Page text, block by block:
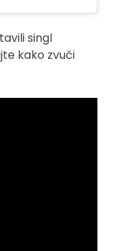
singl
kako zvuči